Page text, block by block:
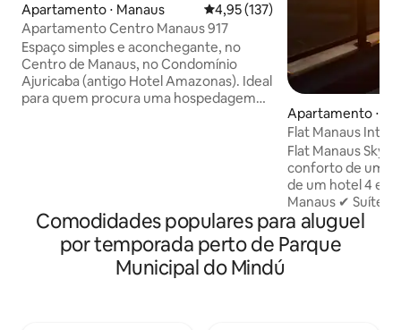
Apartamento ⋅ Manaus 4,95 de uma avaliação média de
4,95 (137)
Apartamento Centro Manaus 917
Espaço simples e aconchegante, no
Centro de Manaus, no Condomínio
Ajuricaba (antigo Hotel Amazonas). Ideal
para quem procura uma hospedagem
ponto estratégico para trabalho ou
turismo. Se você valoriza localização,
praticidade e economia, este espaço é
uma ótima escolha.
Apartamento ⋅
Flat Manaus
Flat Manaus Skyline Nosso flat
conforto de um
de um hotel 4
Manaus ✔ Suíte ampla e elegante, toda
em porcelanato
para a Ponte Rio
exclusiva + TV
Comodidades populares para aluguel
por temporada perto de Parque
Municipal do Mindú